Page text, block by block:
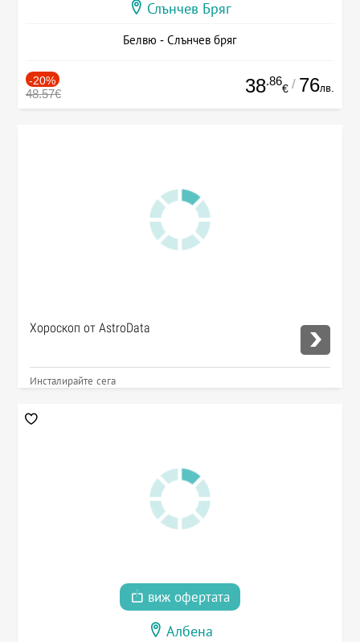
Слънчев Бряг
Белвю - Слънчев бряг
-20%
48.57€ 38.86
€ / 76лв.
Хороскоп от AstroData
Инсталирайте сега
виж офертата
Албена